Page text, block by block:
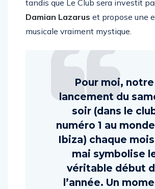
tandis que Le Club sera investit
Damian Lazarus et propose une
musicale vraiment mystique.
Pour moi, notre
lancement du
soir (dans le
numéro 1 au
Ibiza) chaque
mai symbolise
véritable début
l’année. Un